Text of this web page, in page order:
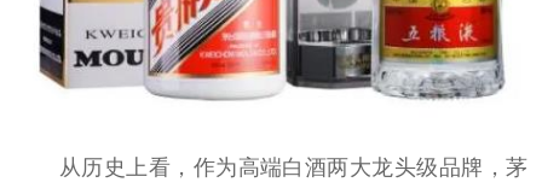
从历史上看，作为高端白酒两大龙头级品牌，茅